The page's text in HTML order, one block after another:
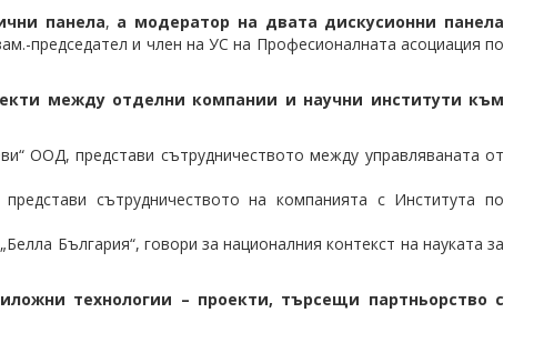
панела, а модератор на двата дискусионни панела
председател и член на УС на Професионалната асоциация по
между отделни компании и научни институти към
ООД, представи сътрудничеството между управляваната от
сътрудничеството на компанията с Института по
България“, говори за националния контекст на науката за
технологии – проекти, търсещи партньорство с